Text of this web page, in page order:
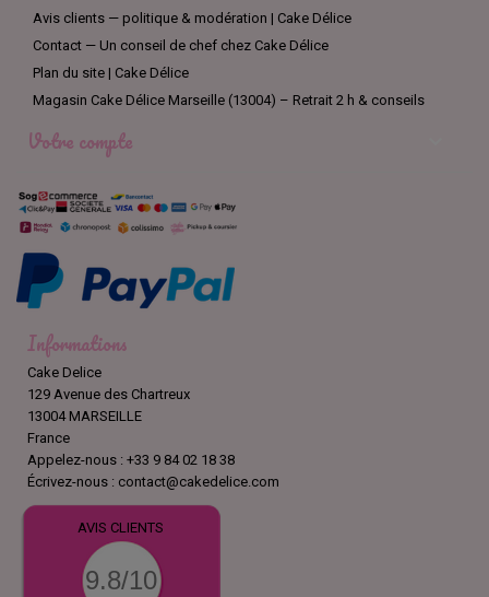
Avis clients — politique & modération | Cake Délice
Contact — Un conseil de chef chez Cake Délice
Plan du site | Cake Délice
Magasin Cake Délice Marseille (13004) – Retrait 2 h & conseils
Votre compte
Informations
Cake Delice
129 Avenue des Chartreux
13004 MARSEILLE
France
Appelez-nous : +33 9 84 02 18 38
Écrivez-nous : contact@cakedelice.com
AVIS CLIENTS
9.8/10